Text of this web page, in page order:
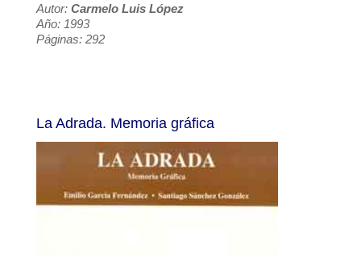
Autor: Carmelo Luis López
Año: 1993
Páginas: 292
La Adrada. Memoria gráfica